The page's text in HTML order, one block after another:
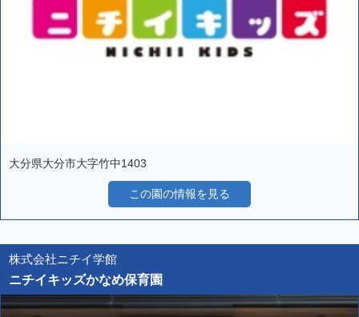
大分県大分市大字竹中1403
この園の情報を見る
株式会社ニチイ学館
ニチイキッズかなめ保育園